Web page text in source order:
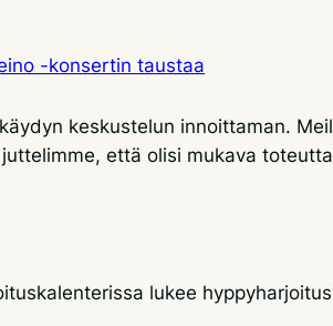
-konsertin taustaa
keskustelun innoittaman.
että olisi mukava
lukee